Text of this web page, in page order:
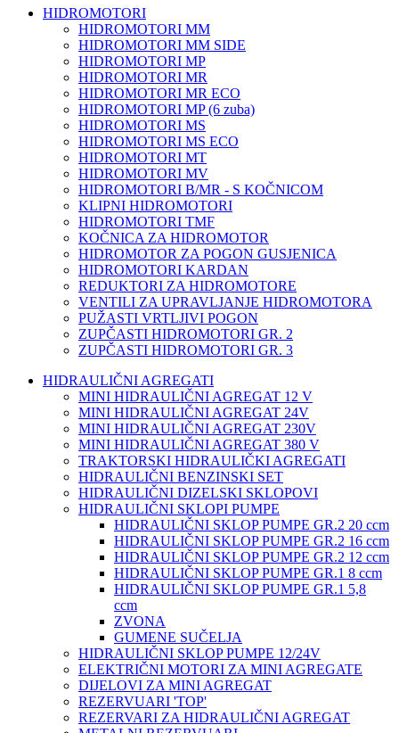
HIDROMOTORI
HIDROMOTORI MM
HIDROMOTORI MM SIDE
HIDROMOTORI MP
HIDROMOTORI MR
HIDROMOTORI MR ECO
HIDROMOTORI MP (6 zuba)
HIDROMOTORI MS
HIDROMOTORI MS ECO
HIDROMOTORI MT
HIDROMOTORI MV
HIDROMOTORI B/MR - S KOČNICOM
KLIPNI HIDROMOTORI
HIDROMOTORI TMF
KOČNICA ZA HIDROMOTOR
HIDROMOTOR ZA POGON GUSJENICA
HIDROMOTORI KARDAN
REDUKTORI ZA HIDROMOTORE
VENTILI ZA UPRAVLJANJE HIDROMOTORA
PUŽASTI VRTLJIVI POGON
ZUPČASTI HIDROMOTORI GR. 2
ZUPČASTI HIDROMOTORI GR. 3
HIDRAULIČNI AGREGATI
MINI HIDRAULIČNI AGREGAT 12 V
MINI HIDRAULIČNI AGREGAT 24V
MINI HIDRAULIČNI AGREGAT 230V
MINI HIDRAULIČNI AGREGAT 380 V
TRAKTORSKI HIDRAULIČKI AGREGATI
HIDRAULIČNI BENZINSKI SET
HIDRAULIČNI DIZELSKI SKLOPOVI
HIDRAULIČNI SKLOPI PUMPE
HIDRAULIČNI SKLOP PUMPE GR.2 20 ccm
HIDRAULIČNI SKLOP PUMPE GR.2 16 ccm
HIDRAULIČNI SKLOP PUMPE GR.2 12 ccm
HIDRAULIČNI SKLOP PUMPE GR.1 8 ccm
HIDRAULIČNI SKLOP PUMPE GR.1 5,8
ccm
ZVONA
GUMENE SUČELJA
HIDRAULIČNI SKLOP PUMPE 12/24V
ELEKTRIČNI MOTORI ZA MINI AGREGATE
DIJELOVI ZA MINI AGREGAT
REZERVUARI 'TOP'
REZERVARI ZA HIDRAULIČNI AGREGAT